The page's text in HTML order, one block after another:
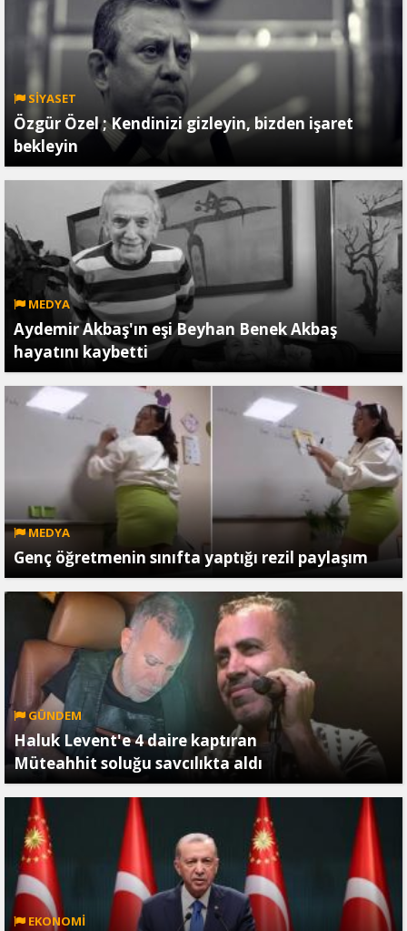
SİYASET
Özgür Özel ; Kendinizi gizleyin, bizden işaret
bekleyin
MEDYA
Aydemir Akbaş'ın eşi Beyhan Benek Akbaş
hayatını kaybetti
MEDYA
Genç öğretmenin sınıfta yaptığı rezil paylaşım
GÜNDEM
Haluk Levent'e 4 daire kaptıran
Müteahhit soluğu savcılıkta aldı
EKONOMİ